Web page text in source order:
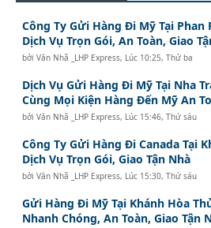
Công Ty Gửi Hàng Đi Mỹ Tại Phan
Dịch Vụ Trọn Gói, An Toàn, Giao
bởiVăn Nhã _LHP Express, Lúc 10:25, Thứ ba
Dịch Vụ Gửi Hàng Đi Mỹ Tại Nha
Cùng Mọi Kiện Hàng Đến Mỹ An
bởiVăn Nhã _LHP Express, Lúc 15:46, Thứ sáu
Công Ty Gửi Hàng Đi Canada Tại
Dịch Vụ Trọn Gói, Giao Tận Nhà
bởiVăn Nhã _LHP Express, Lúc 15:30, Thứ sáu
Gửi Hàng Đi Mỹ Tại Khánh Hòa
Nhanh Chóng, An Toàn, Giao Tận